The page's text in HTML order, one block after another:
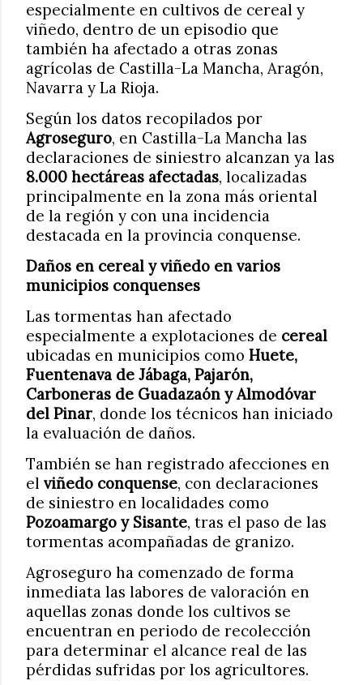
especialmente en cultivos de cereal y
viñedo, dentro de un episodio que
también ha afectado a otras zonas
agrícolas de Castilla-La Mancha, Aragón,
Navarra y La Rioja.
Según los datos recopilados por
Agroseguro, en Castilla-La Mancha las
declaraciones de siniestro alcanzan ya las
8.000 hectáreas afectadas, localizadas
principalmente en la zona más oriental
de la región y con una incidencia
destacada en la provincia conquense.
Daños en cereal y viñedo en varios
municipios conquenses
Las tormentas han afectado
especialmente a explotaciones de cereal
ubicadas en municipios como Huete,
Fuentenava de Jábaga, Pajarón,
Carboneras de Guadazaón y Almodóvar
del Pinar, donde los técnicos han iniciado
la evaluación de daños.
También se han registrado afecciones en
el viñedo conquense, con declaraciones
de siniestro en localidades como
Pozoamargo y Sisante, tras el paso de las
tormentas acompañadas de granizo.
Agroseguro ha comenzado de forma
inmediata las labores de valoración en
aquellas zonas donde los cultivos se
encuentran en periodo de recolección
para determinar el alcance real de las
pérdidas sufridas por los agricultores.